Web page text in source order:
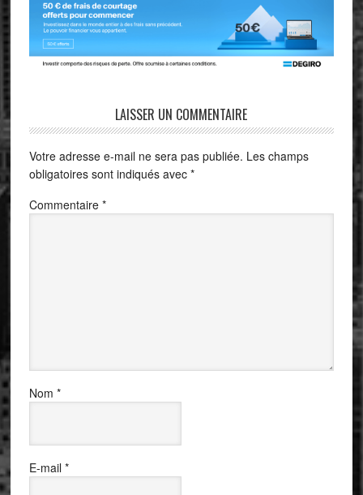
LAISSER UN COMMENTAIRE
Votre adresse e-mail ne sera pas publiée. Les champs
obligatoires sont indiqués avec *
Commentaire *
Nom *
E-mail *